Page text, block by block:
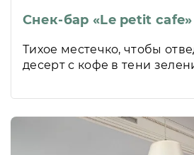
Снек-бар «Le petit cafe»
Тихое местечко, чтобы
десерт с кофе в тени